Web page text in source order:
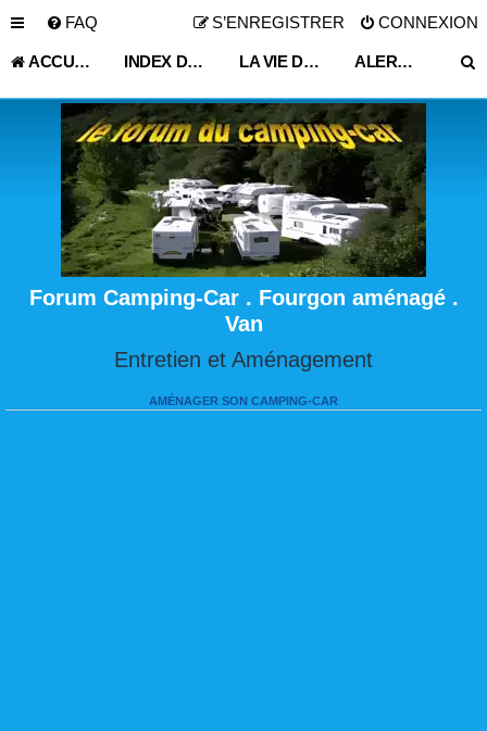
FAQ CONNEXION
S’ENREGISTRER
ACCUEIL INDEX DU FORUM LA VIE DU VOYAGEUR EN CAMPING-CAR ET FOURGON AMÉNAGÉ ALERTE VOL MAISON ITINÉRANTE
Forum Camping-Car . Fourgon aménagé .
Van
Entretien et Aménagement
AMÉNAGER SON CAMPING-CAR